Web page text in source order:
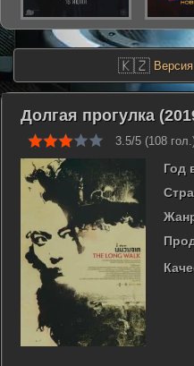
🇰🇿
Долгая прогулка
3.5/5 (108
Год